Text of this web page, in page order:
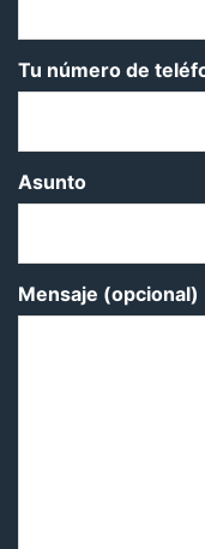
Tu número de
Asunto
Mensaje (opcional)